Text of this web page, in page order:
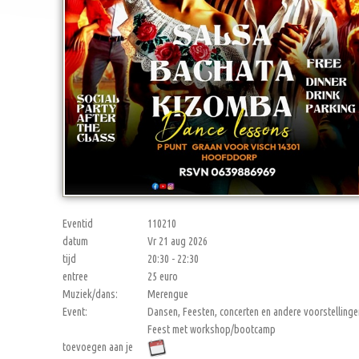
Eventid
110210
datum
Vr 21 aug 2026
tijd
20:30 - 22:30
entree
25 euro
Muziek/dans:
Merengue
Event:
Dansen, Feesten, concerten en andere
Feest met workshop/bootcamp
toevoegen aan je